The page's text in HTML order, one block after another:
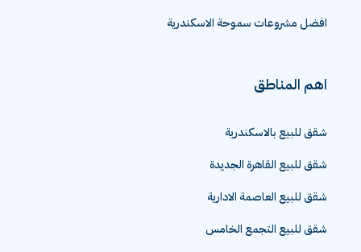
افضل مشروعات سموحة الاسكندرية
اهم المناطق
شقق للبيع بالاسكندرية
شقق للبيع القاهرة الجديدة
شقق للبيع العاصمة الادارية
شقق للبيع التجمع الخامس